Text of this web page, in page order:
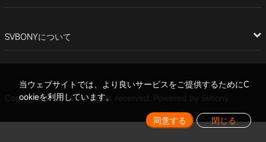
SVBONYについて
Copyright © 2026. All rights reserved. Powered by Svbony.
当ウェブサイトでは、より良いサービスをご提供するためにC
ookieを利用しています。
同意する 閉じる